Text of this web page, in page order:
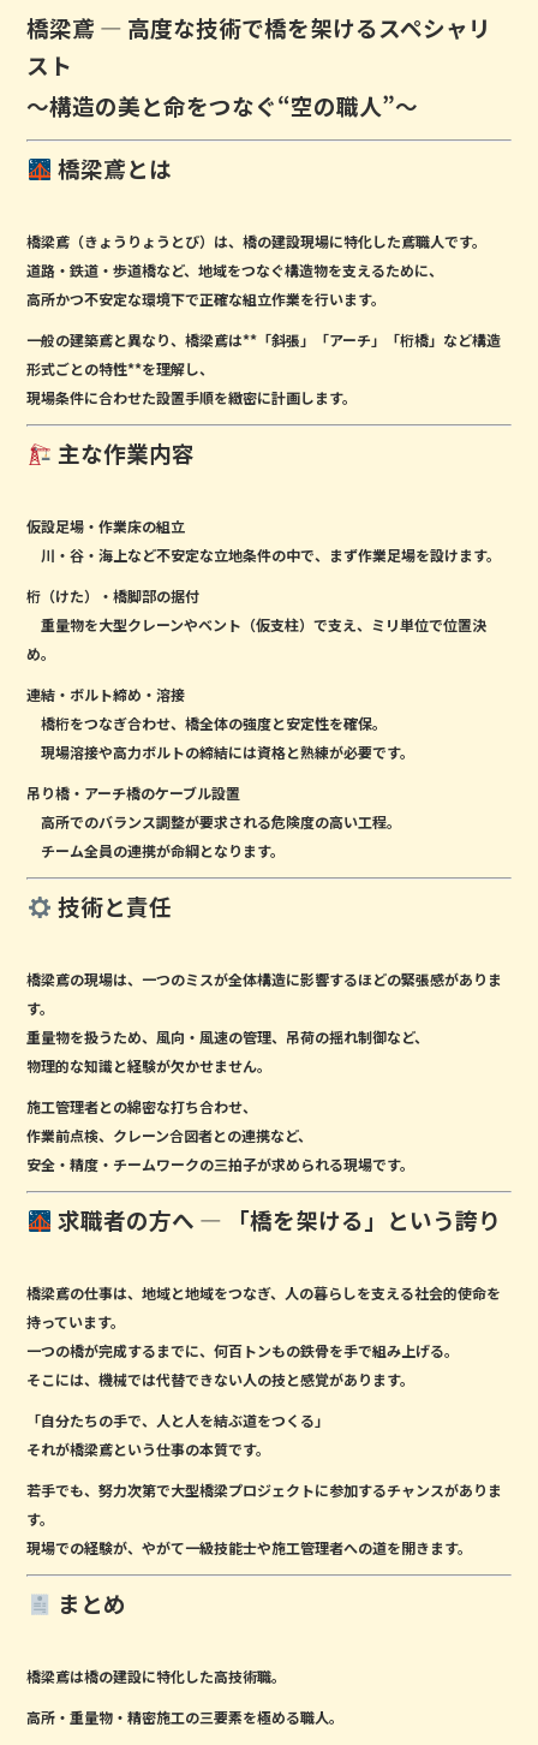
橋梁鳶 ― 高度な技術で橋を架けるスペシャリ
スト
〜構造の美と命をつなぐ“空の職人”〜
橋梁鳶とは
橋梁鳶（きょうりょうとび）は、橋の建設現場に特化した鳶職人です。
道路・鉄道・歩道橋など、地域をつなぐ構造物を支えるために、
高所かつ不安定な環境下で正確な組立作業を行います。
一般の建築鳶と異なり、橋梁鳶は**「斜張」「アーチ」「桁橋」など構造
形式ごとの特性**を理解し、
現場条件に合わせた設置手順を緻密に計画します。
主な作業内容
仮設足場・作業床の組立
川・谷・海上など不安定な立地条件の中で、まず作業足場を設けます。
桁（けた）・橋脚部の据付
重量物を大型クレーンやベント（仮支柱）で支え、ミリ単位で位置決
め。
連結・ボルト締め・溶接
橋桁をつなぎ合わせ、橋全体の強度と安定性を確保。
現場溶接や高力ボルトの締結には資格と熟練が必要です。
吊り橋・アーチ橋のケーブル設置
高所でのバランス調整が要求される危険度の高い工程。
チーム全員の連携が命綱となります。
技術と責任
橋梁鳶の現場は、一つのミスが全体構造に影響するほどの緊張感がありま
す。
重量物を扱うため、 風向・風速の管理、 吊荷の揺れ制御など、
物理的な知識と経験が欠かせません。
施工管理者との綿密な打ち合わせ、
作業前点検、クレーン合図者との連携など、
安全・精度・チームワークの三拍子が求められる現場です。
求職者の方へ ― 「橋を架ける」という誇り
橋梁鳶の仕事は、地域と地域をつなぎ、人の暮らしを支える社会的使命を
持っています。
一つの橋が完成するまでに、何百トンもの鉄骨を手で組み上げる。
そこには、機械では代替できない人の技と感覚があります。
「自分たちの手で、人と人を結ぶ道をつくる」
それが橋梁鳶という仕事の本質です。
若手でも、努力次第で大型橋梁プロジェクトに参加するチャンスがありま
す。
現場での経験が、やがて一級技能士や施工管理者への道を開きます。
まとめ
橋梁鳶は橋の建設に特化した高技術職。
高所・重量物・精密施工の三要素を極める職人。